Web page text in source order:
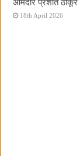
आमदार प्रशांत ठाकूर
18th April 2026